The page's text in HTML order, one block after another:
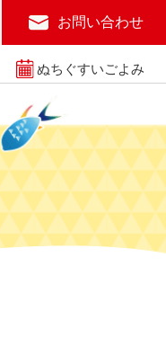
お問い合わせ
ぬちぐすいごよみ